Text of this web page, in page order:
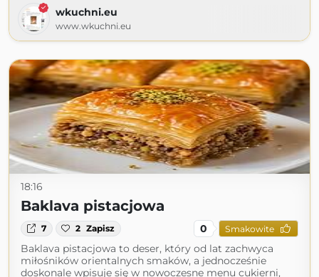
wkuchni.eu
www.wkuchni.eu
18:16
Baklava pistacjowa
7 2 Zapisz 0 Smakowite
Baklava pistacjowa to deser, który od lat zachwyca
miłośników orientalnych smaków, a jednocześnie
doskonale wpisuje się w nowoczesne menu cukierni,